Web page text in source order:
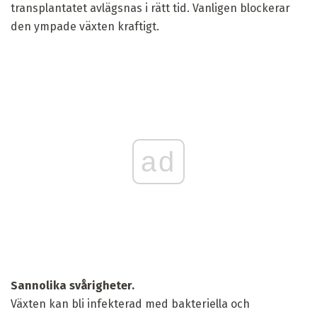
transplantatet avlägsnas i rätt tid. Vanligen blockerar
den ympade växten kraftigt.
ad
Sannolika svårigheter.
Växten kan bli infekterad med bakteriella och